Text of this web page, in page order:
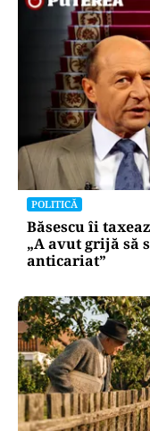
POLITICĂ
Băsescu îi
„A avut grijă să
anticariat”